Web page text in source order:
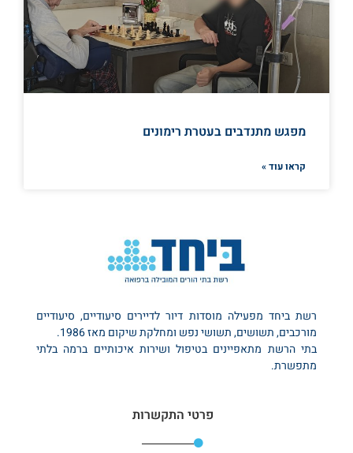
מפגש מתנדבים בעטרת רימונים
קראו עוד »
רשת ביחד מפעילה מוסדות דיור לדיירים סיעודיים, סיעודיים
מורכבים, תשושים, תשושי נפש ומחלקת שיקום מאז 1986.
בתי הרשת מתאפיינים בטיפול ושירות איכותיים ברמה בלתי
מתפשרת.
פרטי התקשרות